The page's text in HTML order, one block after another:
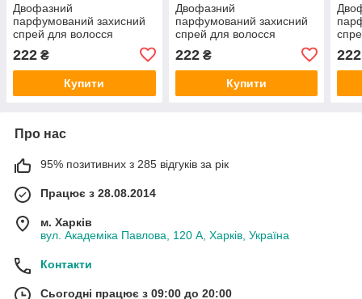
Двофазний
парфумований захисний
спрей для волосся
Victorias Secret Bombshell
Holiday Exclusive EURO
200 мл
222 ₴
Купити
Двофазний
парфумований захисний
спрей для волосся
Victorias Secret Bombshell
Wild Flower Exclusive
EURO 200 мл
222₴
Купити
200
222
Про нас
95% позитивних з 285 відгуків за рік
Працює з 28.08.2014
м. Харків
вул. Академіка Павлова, 120 А, Харків, Україна
Контакти
Сьогодні працює з 09:00 до 20:00